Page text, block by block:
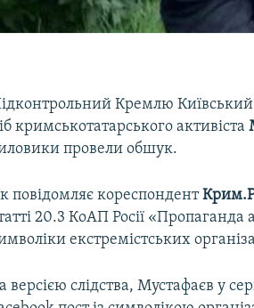
Кремлю
кримськотатарського активіста
провели обшук.
повідомляє кореспондент
20.3 КоАП Росії
екстремістських
версією слідства, Мустафаєв у